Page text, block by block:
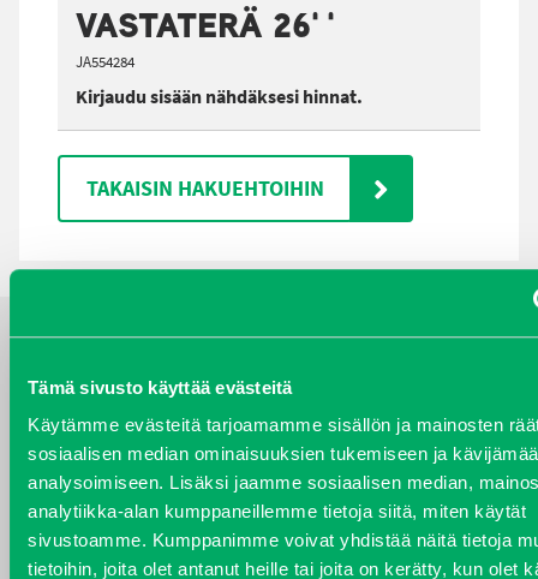
Tämä sivusto käyttää evästeitä
Käytämme evästeitä tarjoamamme sisällön ja mainosten
sosiaalisen median ominaisuuksien tukemiseen ja
analysoimiseen. Lisäksi jaamme sosiaalisen median,
analytiikka-alan kumppaneillemme tietoja siitä, miten käytät
sivustoamme. Kumppanimme voivat yhdistää näitä tietoja
tietoihin, joita olet antanut heille tai joita on kerätty, kun olet
VASTATERÄ 26''
JA554284
Kirjaudu sisään nähdäksesi hinnat.
TAKAISIN HAKUEHTOIHIN
YHTEYSTIEDOT
VARAOSAT
Varaosat
Puh 020 7458 686